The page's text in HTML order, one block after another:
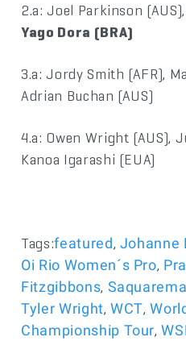
2.a: Joel Parkinson
Yago Dora (BRA)
3.a: Jordy Smith (AFR),
Adrian Buchan (AUS)
4.a: Owen Wright (AUS),
Kanoa Igarashi (EUA)
Tags:featured, Johanne
Oi Rio Women´s Pro,
Fitzgibbons,
Tyler Wright,WCT,
Championship Tour,